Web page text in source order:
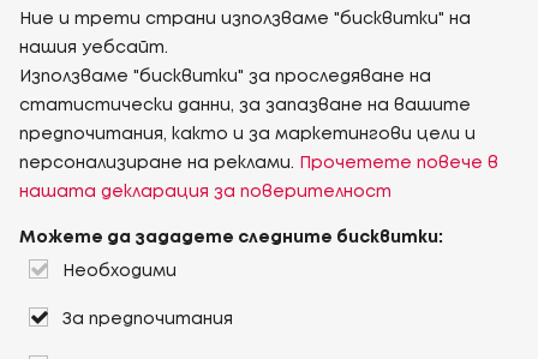
Ние и трети страни използваме "бисквитки" на
нашия уебсайт.
Използваме "бисквитки" за проследяване на
статистически данни, за запазване на вашите
предпочитания, както и за маркетингови цели и
персонализиране на реклами.
Прочетете повече в
нашата декларация за поверителност
Можете да зададете следните бисквитки:
Необходими
За предпочитания